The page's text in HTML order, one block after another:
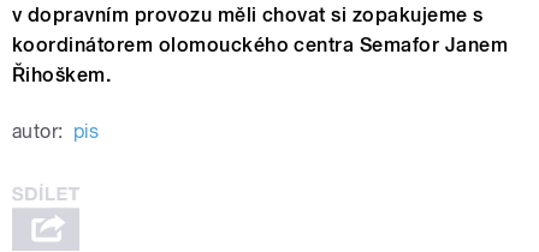
v dopravním provozu měli chovat si zopakujeme s
koordinátorem olomouckého centra Semafor Janem
Řihoškem.
autor: pis